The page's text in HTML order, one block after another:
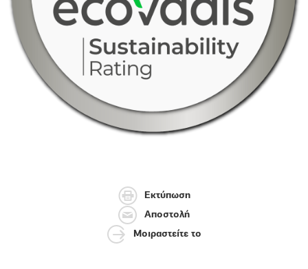
Εκτύπωση
Αποστολή
Μοιραστείτε το